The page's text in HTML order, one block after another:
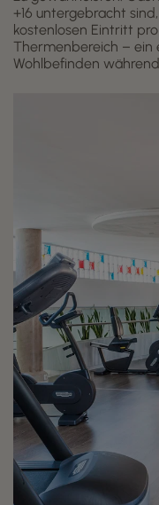
+16 untergebracht
kostenlosen Eintritt
Thermenbereich – ein
Wohlbefinden